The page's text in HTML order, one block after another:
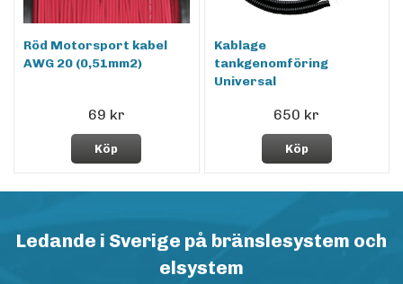
Röd Motorsport kabel
AWG 20 (0,51mm2)
69 kr
Köp
Kablage
tankgenomföring
Universal
650 kr
Köp
Ledande i Sverige på bränslesystem och
elsystem